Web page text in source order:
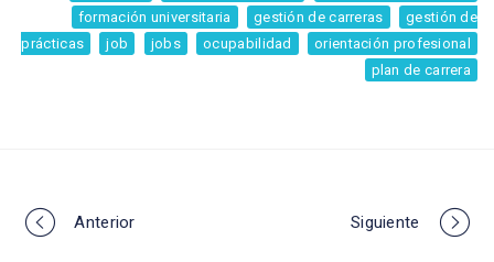
formación universitaria
gestión de carreras
gestión de
prácticas
job jobs ocupabilidad
orientación profesional
plan de carrera
Portfolio
Anterior Siguiente